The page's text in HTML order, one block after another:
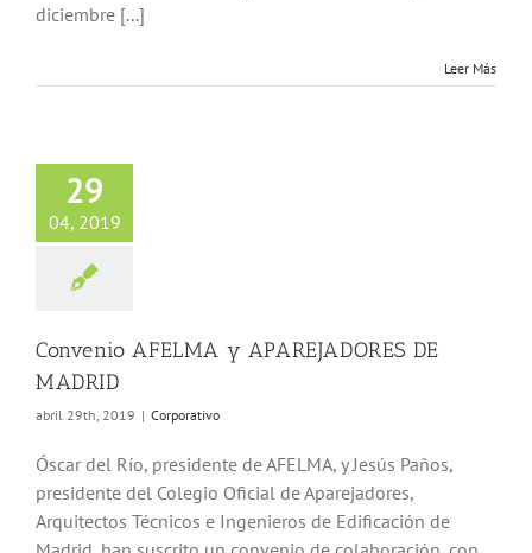
diciembre [...]
Leer Más
29
04, 2019
DE
Convenio AFELMA y APAREJADORES DE
MADRID
abril 29th, 2019 | Corporativo
Óscar del Río, presidente de AFELMA, y Jesús Paños,
presidente del Colegio Oficial de Aparejadores,
Arquitectos Técnicos e Ingenieros de Edificación de